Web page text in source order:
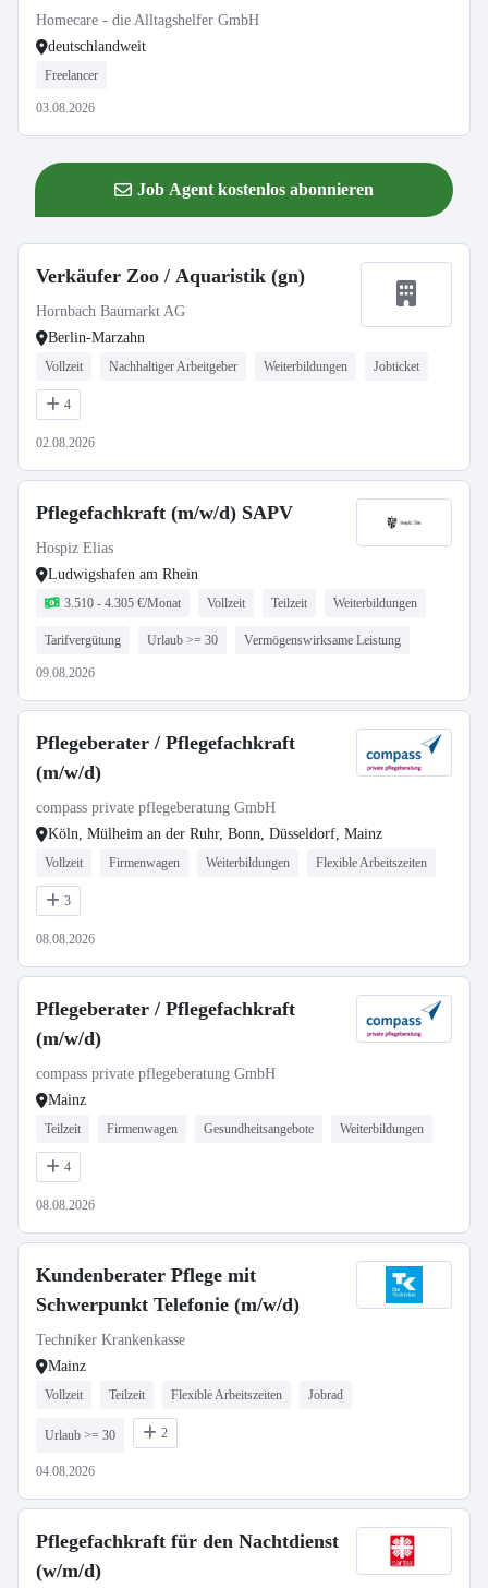
Homecare - die Alltagshelfer GmbH
deutschlandweit
Freelancer
03.08.2026
Job Agent kostenlos abonnieren
Verkäufer Zoo / Aquaristik (gn)
Hornbach Baumarkt AG
Berlin-Marzahn
Vollzeit Nachhaltiger Arbeitgeber Weiterbildungen Jobticket
4
02.08.2026
Pflegefachkraft (m/w/d) SAPV
Hospiz Elias
Ludwigshafen am Rhein
3.510 - 4.305 €/Monat Vollzeit Teilzeit Weiterbildungen
Tarifvergütung Urlaub >= 30 Vermögenswirksame Leistung
09.08.2026
Pflegeberater / Pflegefachkraft
(m/w/d)
compass private pflegeberatung GmbH
Köln, Mülheim an der Ruhr, Bonn, Düsseldorf, Mainz
Vollzeit Firmenwagen Weiterbildungen Flexible Arbeitszeiten
3
08.08.2026
Pflegeberater / Pflegefachkraft
(m/w/d)
compass private pflegeberatung GmbH
Mainz
Teilzeit Firmenwagen Gesundheitsangebote Weiterbildungen
4
08.08.2026
Kundenberater Pflege mit
Schwerpunkt Telefonie (m/w/d)
Techniker Krankenkasse
Mainz
Vollzeit Teilzeit Flexible Arbeitszeiten Jobrad
Urlaub >= 30 2
04.08.2026
Pflegefachkraft für den Nachtdienst
(w/m/d)